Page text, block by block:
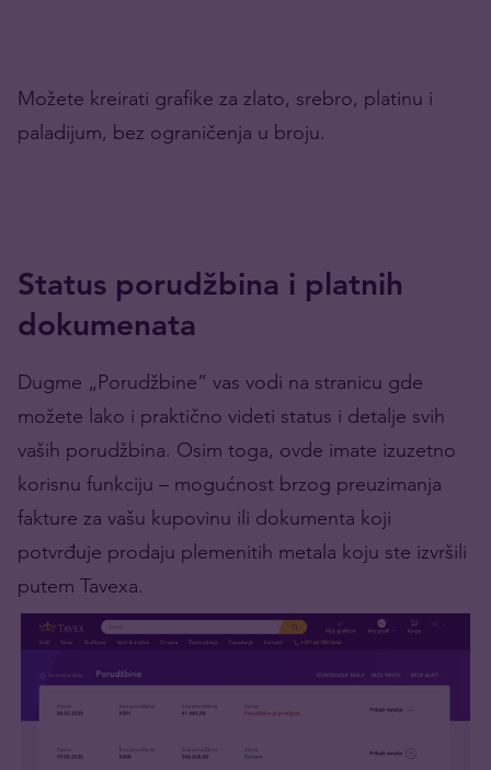
Možete kreirati grafike za zlato, srebro, platinu i
paladijum, bez ograničenja u broju.
Status porudžbina i platnih
dokumenata
Dugme „Porudžbine“ vas vodi na stranicu gde
možete lako i praktično videti status i detalje svih
vaših porudžbina. Osim toga, ovde imate izuzetno
korisnu funkciju – mogućnost brzog preuzimanja
fakture za vašu kupovinu ili dokumenta koji
potvrđuje prodaju plemenitih metala koju ste izvršili
putem Tavexa.